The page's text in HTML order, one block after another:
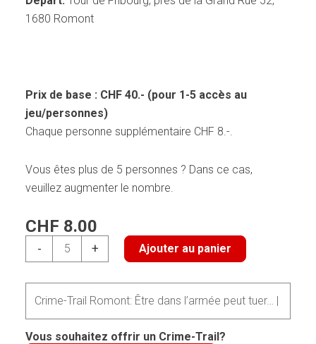
1680 Romont
Prix de base : CHF 40.- (pour 1-5 accès au
jeu/personnes)
Chaque personne supplémentaire CHF 8.-.
Vous êtes plus de 5 personnes ? Dans ce cas,
veuillez augmenter le nombre.
CHF 8.00
-
de
Crime-
Trail
Romont:
Être
+ Ajouter au panier
Vous souhaitez offrir un Crime-Trail?